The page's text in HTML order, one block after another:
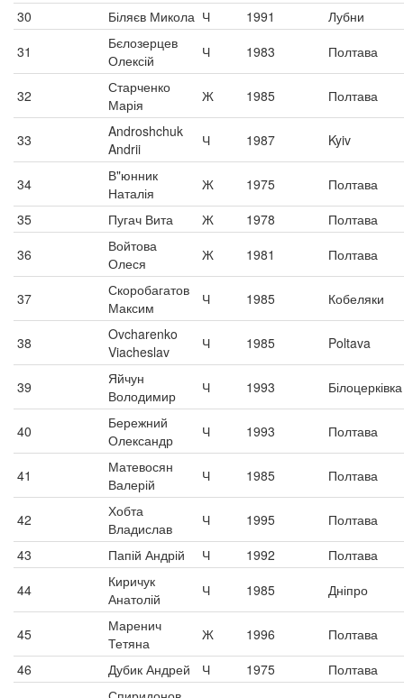
30
Біляєв Микола Ч 1991
Лубни
31
Бєлозерцев
Олексій
Ч 1983 Полтава
32
Старченко
Марія
Ж 1985 Полтава
33
Androshchuk
Andrii
Ч 1987 Kyiv
34
В"юнник
Наталія
Ж 1975
Полтава
35
Пугач Вита Ж 1978
Полтава
36
Войтова
Олеся
Ж 1981 Полтава
37
Скоробагатов
Максим
Ч 1985 Кобеляки
38
Ovcharenko
Viacheslav
Ч 1985 Poltava
39
Яйчун
Володимир
Ч 1993 Білоцерківка
40
Бережний
Олександр
Ч 1993 Полтава
41
Матевосян
Валерій
Ч 1985 Полтава
42
Хобта
Владислав
Ч 1995
Полтава
43
Папій Андрій Ч 1992
Полтава
44
Киричук
Анатолій
Ч 1985 Дніпро
45
Маренич
Тетяна
Ж 1996
Полтава
46
Дубик Андрей Ч 1975
Полтава